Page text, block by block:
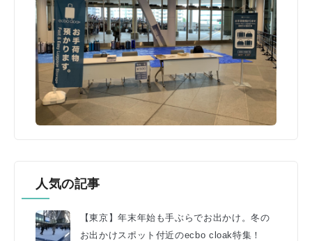
人気の記事
【東京】年末年始も手ぶらでお出かけ。冬の
お出かけスポット付近のecbo cloak特集！